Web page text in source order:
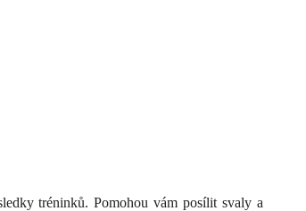
tréninků. Pomohou vám posílit svaly a